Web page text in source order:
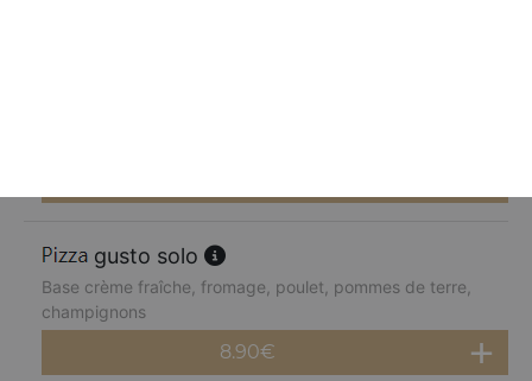
gusto solo
Base crème fraîche, fromage, poulet, pommes de terre,
champignons
8.90€